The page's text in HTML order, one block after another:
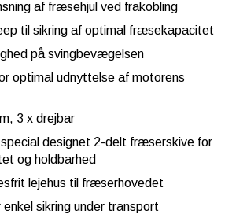
af fræsehjul ved frakobling
til sikring af optimal fræsekapacitet
på svingbevægelsen
optimal udnyttelse af motorens
3 x drejbar
designet 2-delt fræserskive for
og holdbarhed
lejehus til fræserhovedet
enkel sikring under transport